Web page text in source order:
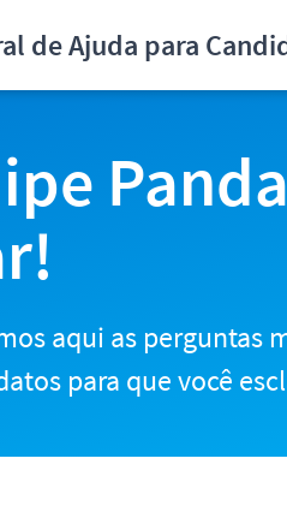
de Ajuda para
aqui as perguntas
para que você